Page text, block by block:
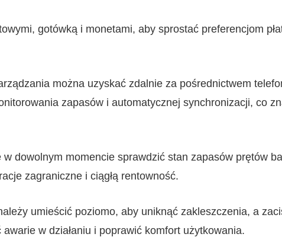
gotówką i monetami, aby sprostać preferencjom
można uzyskać zdalnie za pośrednictwem
zapasów i automatycznej synchronizacji, co
dowolnym momencie sprawdzić stan zapasów prętów
zagraniczne i ciągłą rentowność.
umieścić poziomo, aby uniknąć zakleszczenia, a
w działaniu i poprawić komfort użytkowania.